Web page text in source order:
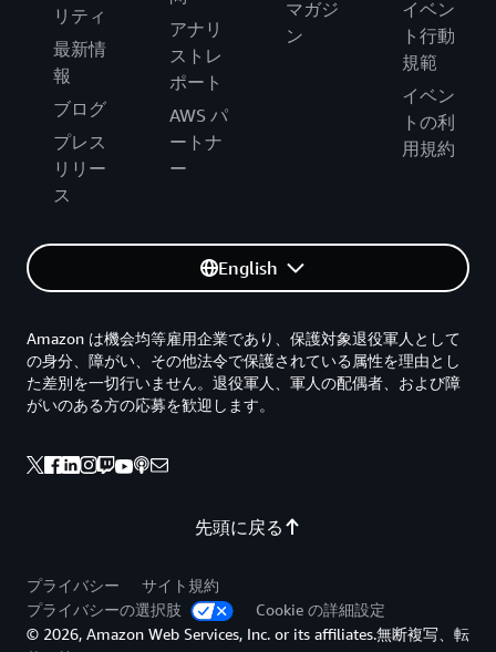
リティ
最新情
報
ブログ
プレス
リリー
ス
アナリ
ストレ
ポート
AWS パ
ートナ
ー
マガジ
ン
イベン
ト行動
規範
イベン
トの利
用規約
English
先頭に戻る
Amazon は機会均等雇用企業であり、保護対象退役軍人として
の身分、障がい、その他法令で保護されている属性を理由とし
た差別を一切行いません。退役軍人、軍人の配偶者、および障
がいのある方の応募を歓迎します。
プライバシー
サイト規約
プライバシーの選択肢
Cookie の詳細設定
© 2026, Amazon Web Services, Inc. or its affiliates.無断複写、転